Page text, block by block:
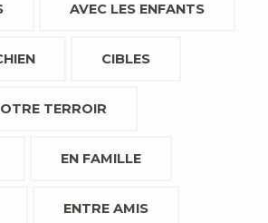
AVEC LES ENFANTS
CIBLES
TERROIR
EN FAMILLE
ENTRE AMIS